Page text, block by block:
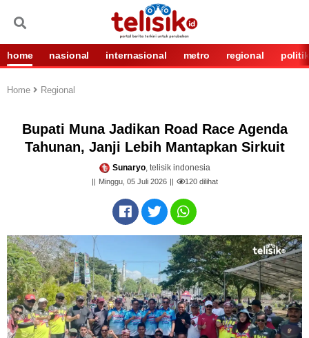
home nasional internasional metro regional politik
Home Regional
Bupati Muna Jadikan Road Race Agenda
Tahunan, Janji Lebih Mantapkan Sirkuit
Sunaryo, telisik indonesia
Minggu, 05 Juli 2026 120dilihat